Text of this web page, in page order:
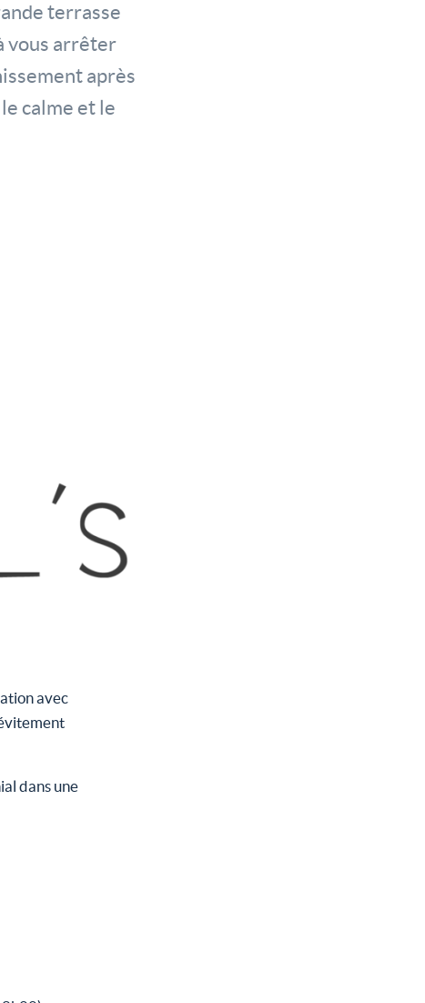
terrasse
vous arrêter
après
calme et le
avec
dans une